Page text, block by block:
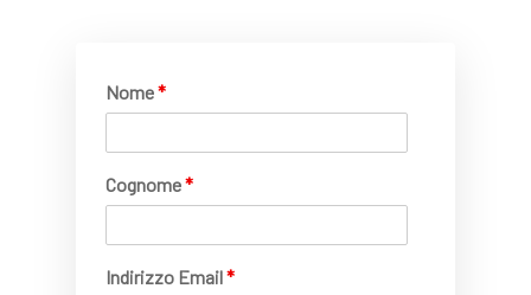
Nome*
Cognome*
Indirizzo Email*